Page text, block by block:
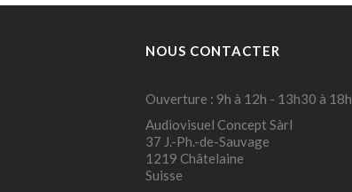
NOUS CONTACTER
Ouverture : 9h à 12h - 13h30 à 18h
Audiovisuel Concept Sàrl
37 J.-Ph.-de-Sauvage
1219 Châtelaine
Suisse